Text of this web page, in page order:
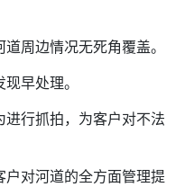
周边情况无死角覆盖。
早处理。
进行抓拍，为客户对不法
户对河道的全方面管理提